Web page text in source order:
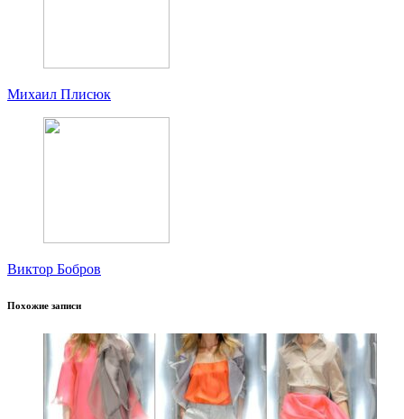
Михаил Плисюк
Виктор Бобров
Похожие записи